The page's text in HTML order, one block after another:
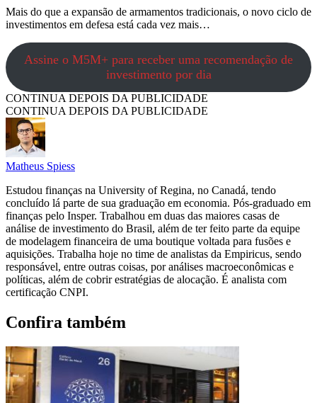
Mais do que a expansão de armamentos tradicionais, o novo ciclo de
investimentos em defesa está cada vez mais…
Assine o M5M+ para receber uma recomendação de
investimento por dia
CONTINUA DEPOIS DA PUBLICIDADE
CONTINUA DEPOIS DA PUBLICIDADE
Matheus Spiess
Estudou finanças na University of Regina, no Canadá, tendo
concluído lá parte de sua graduação em economia. Pós-graduado em
finanças pelo Insper. Trabalhou em duas das maiores casas de
análise de investimento do Brasil, além de ter feito parte da equipe
de modelagem financeira de uma boutique voltada para fusões e
aquisições. Trabalha hoje no time de analistas da Empiricus, sendo
responsável, entre outras coisas, por análises macroeconômicas e
políticas, além de cobrir estratégias de alocação. É analista com
certificação CNPI.
Confira também